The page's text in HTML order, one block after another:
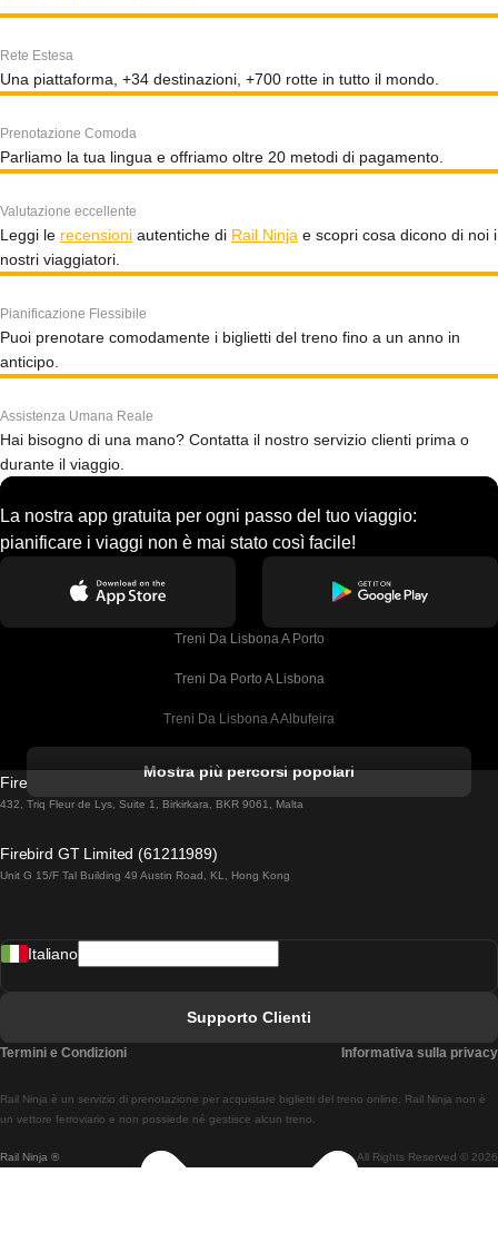
Rete Estesa
Una piattaforma, +34 destinazioni, +700 rotte in tutto il mondo.
Prenotazione Comoda
Parliamo la tua lingua e offriamo oltre 20 metodi di pagamento.
Valutazione eccellente
Leggi le recensioni autentiche di Rail Ninja e scopri cosa dicono di noi i
nostri viaggiatori.
Pianificazione Flessibile
Puoi prenotare comodamente i biglietti del treno fino a un anno in
anticipo.
Assistenza Umana Reale
Hai bisogno di una mano? Contatta il nostro servizio clienti prima o
durante il viaggio.
La nostra app gratuita per ogni passo del tuo viaggio:
pianificare i viaggi non è mai stato così facile!
Treni Da Lisbona A Porto
Treni Da Porto A Lisbona
Treni Da Lisbona A Albufeira
Treni Da Lisbona A Lagos
Treni Da Lisbona A Madrid
Treni Da Lisbon A Braga
Treni Da Braga A Lisbona
Mostra più percorsi popolari
Firebird GT Limited (OC 1451)
432, Triq Fleur de Lys, Suite 1, Birkirkara, BKR 9061, Malta
Firebird GT Limited (61211989)
Unit G 15/F Tal Building 49 Austin Road, KL, Hong Kong
Rail Ninja ® All Rights Reserved © 2026
Rail Ninja è un servizio di prenotazione per acquistare biglietti del treno online. Rail Ninja non è
un vettore ferroviario e non possiede né gestisce alcun treno.
Italiano
Supporto Clienti
Termini e Condizioni Informativa sulla privacy